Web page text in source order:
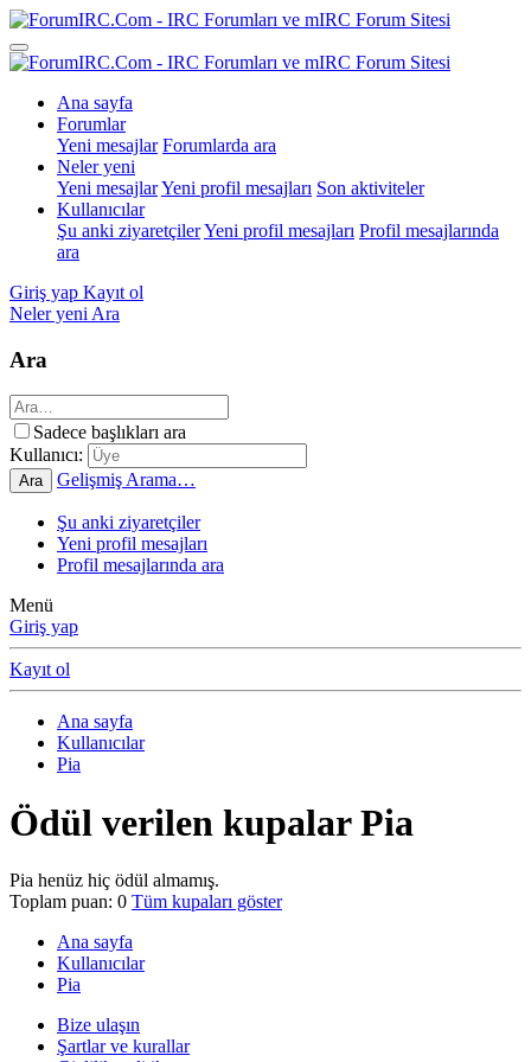
Ana sayfa
Forumlar
Yeni mesajlar Forumlarda ara
Neler yeni
Yeni mesajlarYeni profil mesajları Son aktiviteler
Kullanıcılar
Şu anki ziyaretçilerYeni profil mesajları Profil mesajlarında
ara
Giriş yap Kayıt ol
Neler yeni Ara
Ara
Sadece başlıkları ara
Kullanıcı:
Ara Gelişmiş Arama…
Şu anki ziyaretçiler
Yeni profil mesajları
Profil mesajlarında ara
Menü
Giriş yap
Kayıt ol
Ana sayfa
Kullanıcılar
Pia
Ödül verilen kupalar Pia
Pia henüz hiç ödül almamış.
Toplam puan: 0 Tüm kupaları göster
Ana sayfa
Kullanıcılar
Pia
Bize ulaşın
Şartlar ve kurallar